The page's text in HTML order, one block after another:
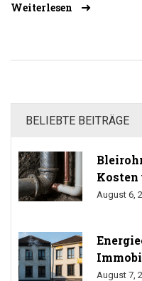
Weiterlesen
BELIEBTE BEITRÄGE
Kosten
August 6,
August 7,